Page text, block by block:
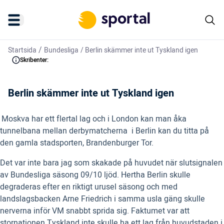
Startsida / Bundesliga /Berlin skämmer inte ut Tyskland igen
Skribenter:
Berlin skämmer inte ut Tyskland igen
Moskva har ett flertal lag och i London kan man åka
tunnelbana mellan derbymatcherna  i Berlin kan du titta på
den gamla stadsporten, Brandenburger Tor.
Det var inte bara jag som skakade på huvudet när slutsignalen
av Bundesliga säsong 09/10 ljöd. Hertha Berlin skulle
degraderas efter en riktigt urusel säsong och med
landslagsbacken Arne Friedrich i samma usla gäng skulle
nerverna inför VM snabbt sprida sig. Faktumet var att